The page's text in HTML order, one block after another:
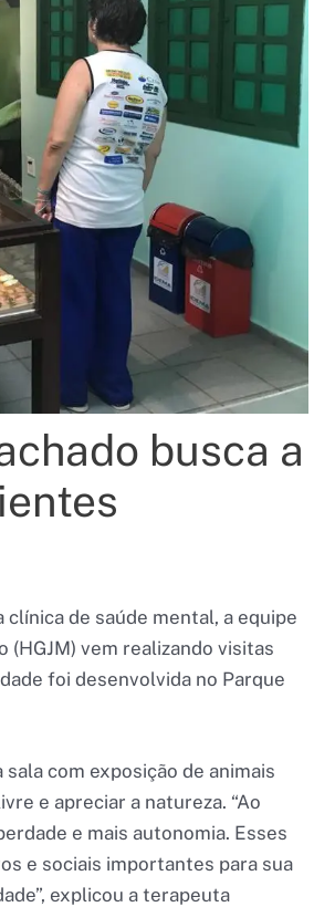
busca a
de saúde mental, a equipe
(HGJM) vem realizando visitas
foi desenvolvida no Parque
com exposição de animais
e apreciar a natureza. “Ao
e mais autonomia. Esses
e sociais importantes para sua
explicou a terapeuta